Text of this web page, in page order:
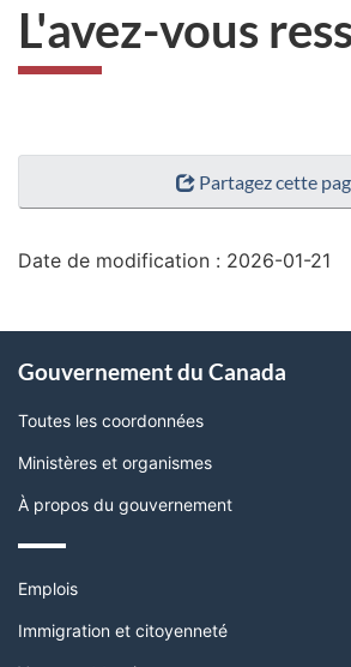
L'avez-vous
"Détails
page"
Partagez cette
Date de modification : 2026-01-21
propos
de
ce
Gouvernement du Canada
Toutes les coordonnées
Ministères et organismes
À propos du gouvernement
Thèmes
sujets
Emplois
Immigration et citoyenneté